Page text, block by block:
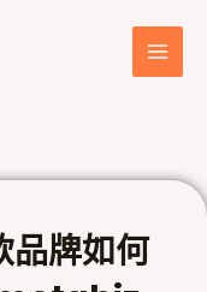
品牌如何